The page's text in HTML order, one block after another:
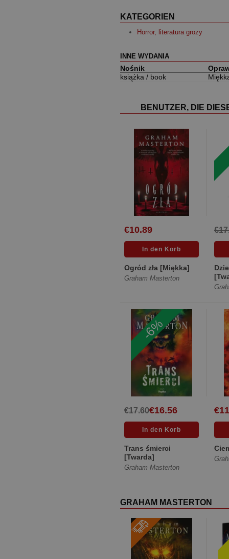
KATEGORIEN
Horror, literatura grozy
INNE WYDANIA
Nośnik
książka / book
BENUTZER, DIE
€10.89
Ogród zła [Miękka]
Graham Masterton
-6%
€16.56
€17.60
Trans śmierci
[Twarda]
Graham Masterton
GRAHAM MASTERTON